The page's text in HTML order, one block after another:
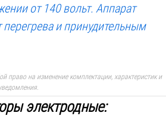
от 140 вольт. Аппарат
и принудительным
право на изменение комплектации, характеристик и
электродные: